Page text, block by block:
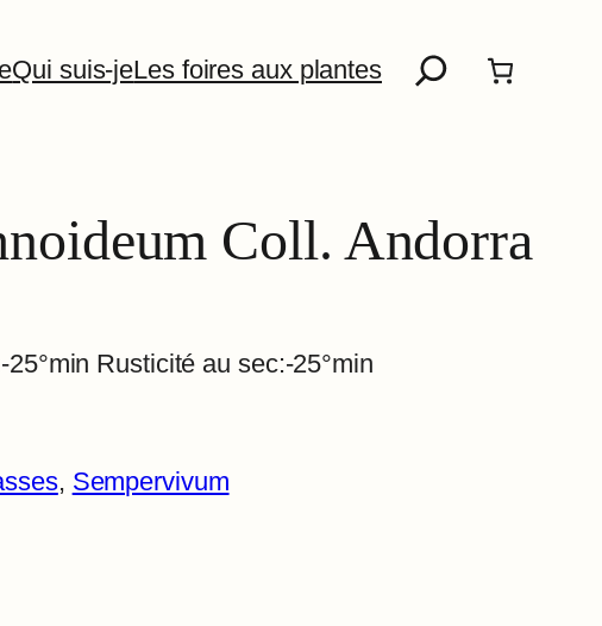
Qui suis-jeLes foires aux plantes
Recherche
Coll. Andorra
Rusticité au sec:-25°min
, Sempervivum